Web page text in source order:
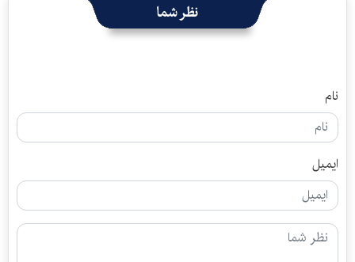
نظر شما
نام
ایمیل